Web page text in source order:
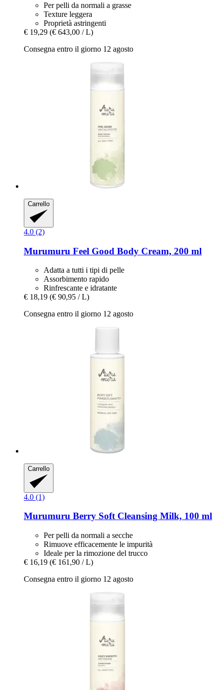
Per pelli da normali a grasse
Texture leggera
Proprietà astringenti
€ 19,29 (€ 643,00 / L)
Consegna entro il giorno 12 agosto
Carrello
4.0 (2)
Murumuru Feel Good Body Cream, 200 ml
Adatta a tutti i tipi di pelle
Assorbimento rapido
Rinfrescante e idratante
€ 18,19 (€ 90,95 / L)
Consegna entro il giorno 12 agosto
Carrello
4.0 (1)
Murumuru Berry Soft Cleansing Milk, 100 ml
Per pelli da normali a secche
Rimuove efficacemente le impurità
Ideale per la rimozione del trucco
€ 16,19 (€ 161,90 / L)
Consegna entro il giorno 12 agosto